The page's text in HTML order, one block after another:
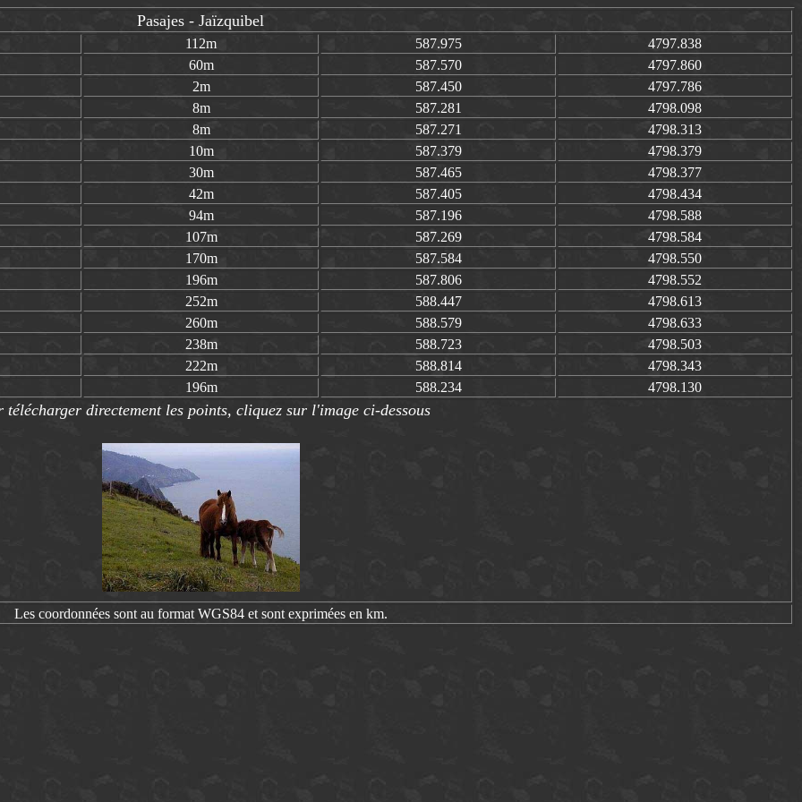
Pasajes - Jaïzquibel
112m 587.975
4797.838
60m
587.570
4797.860
2m
587.450
4797.786
8m
587.281
4798.098
8m
587.271
4798.313
10m
587.379
4798.379
30m
587.465
4798.377
42m
587.405
4798.434
94m
587.196
4798.588
107m
587.269
4798.584
170m
587.584
4798.550
196m
587.806
4798.552
252m
588.447
4798.613
260m
588.579
4798.633
238m
588.723
4798.503
222m
588.814
4798.343
196m
588.234 4798.130
télécharger directement les points, cliquez sur l'image ci-dessous
Les coordonnées sont au format WGS84 et sont exprimées en km.